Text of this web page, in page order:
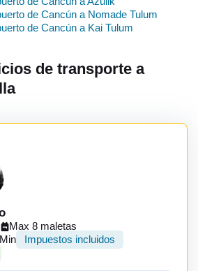
de Cancún a Nomade Tulum
de Cancún a Kai Tulum
de transporte a
Max 8 maletas
Impuestos incluidos